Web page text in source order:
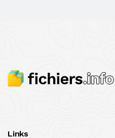
Links